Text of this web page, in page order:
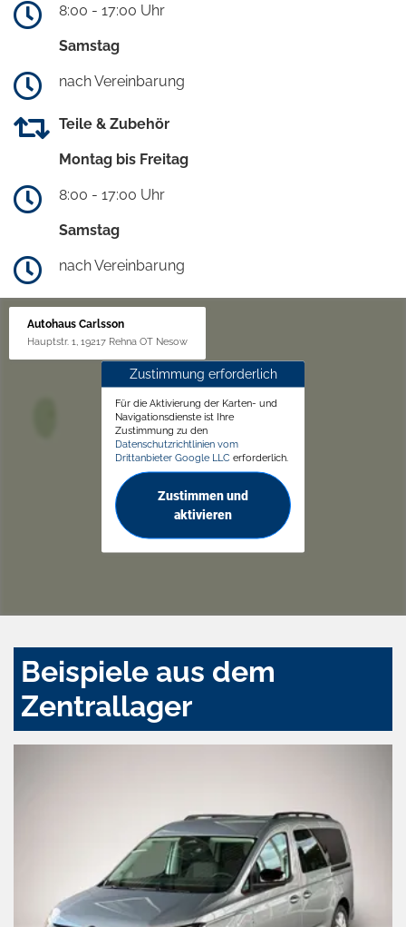
8:00 - 17:00 Uhr
Samstag
nach Vereinbarung
Teile & Zubehör
Montag bis Freitag
8:00 - 17:00 Uhr
Samstag
nach Vereinbarung
Autohaus Carlsson
Hauptstr. 1, 19217 Rehna OT Nesow
Zustimmung erforderlich
Für die Aktivierung der Karten- und
Navigationsdienste ist Ihre
Zustimmung zu den
Datenschutzrichtlinien vom
Drittanbieter Google LLC erforderlich.
Zustimmen und
aktivieren
Beispiele aus dem
Zentrallager